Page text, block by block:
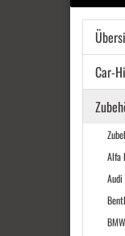
Car-
Alfa
Audi
BMW